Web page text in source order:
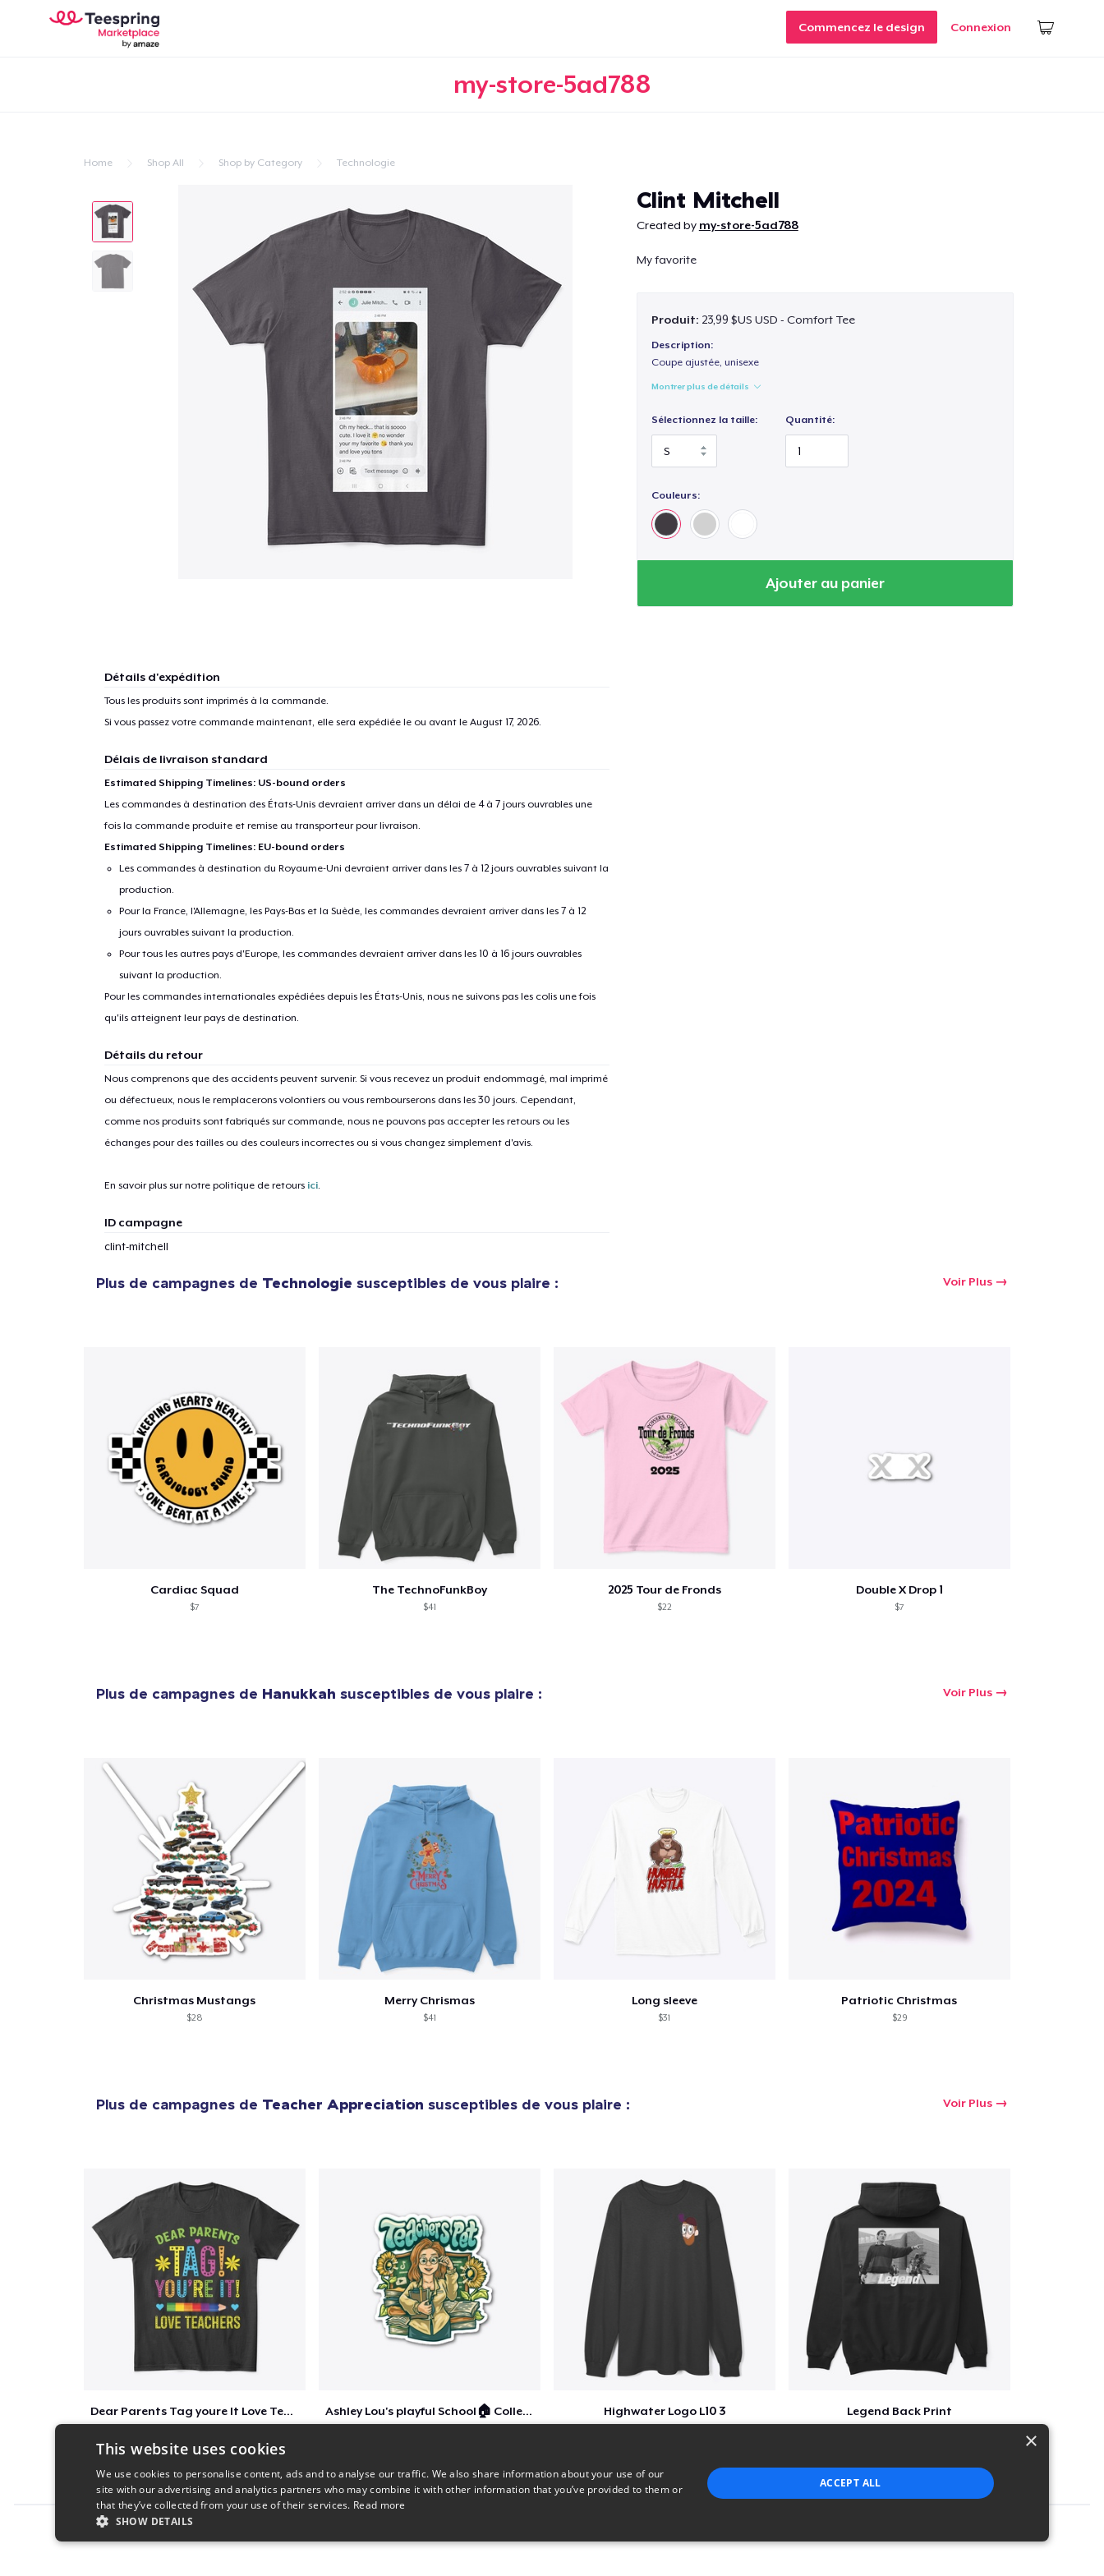
Commencez le design Connexion
my-store-5ad788
Home Shop All Shop by Category Technologie
Clint Mitchell
Created by my-store-5ad788
My favorite
Produit: 23,99 $US USD - Comfort Tee
Description:
Coupe ajustée, unisexe
Montrer plus de détails
Sélectionnez la taille: Quantité:
Couleurs:
Ajouter au panier
Détails d'expédition
Tous les produits sont imprimés à la commande.
Si vous passez votre commande maintenant, elle sera expédiée le ou avant le August 17, 2026.
Délais de livraison standard
Estimated Shipping Timelines: US-bound orders
Les commandes à destination des États-Unis devraient arriver dans un délai de 4 à 7 jours ouvrables une
fois la commande produite et remise au transporteur pour livraison.
Estimated Shipping Timelines: EU-bound orders
Les commandes à destination du Royaume-Uni devraient arriver dans les 7 à 12 jours ouvrables suivant la
production.
Pour la France, l'Allemagne, les Pays-Bas et la Suède, les commandes devraient arriver dans les 7 à 12
jours ouvrables suivant la production.
Pour tous les autres pays d'Europe, les commandes devraient arriver dans les 10 à 16 jours ouvrables
suivant la production.
Pour les commandes internationales expédiées depuis les États-Unis, nous ne suivons pas les colis une fois
qu'ils atteignent leur pays de destination.
Détails du retour
Nous comprenons que des accidents peuvent survenir. Si vous recevez un produit endommagé, mal imprimé
ou défectueux, nous le remplacerons volontiers ou vous rembourserons dans les 30 jours. Cependant,
comme nos produits sont fabriqués sur commande, nous ne pouvons pas accepter les retours ou les
échanges pour des tailles ou des couleurs incorrectes ou si vous changez simplement d'avis.
En savoir plus sur notre politique de retours ici.
ID campagne
clint-mitchell
Plus de campagnes de Technologie susceptibles de vous plaire : Voir Plus
Cardiac Squad
$7
The TechnoFunkBoy
$41
2025 Tour de Fronds
$22
Double X Drop 1
$7
Plus de campagnes de Hanukkah susceptibles de vous plaire : Voir Plus
Christmas Mustangs
$28
Merry Chrismas
$41
Long sleeve
$31
Patriotic Christmas
$29
Plus de campagnes de Teacher Appreciation susceptibles de vous plaire : Voir Plus
Dear Parents Tag youre It Love Teachers Ashley Lou's playful School🏠 Collection Highwater Logo L10 3 Legend Back Print
Continuer Mes Achats
×
This website uses cookies
We use cookies to personalise content, ads and to analyse our traffic. We also share information about your use of our
site with our advertising and analytics partners who may combine it with other information that you’ve provided to them or
that they’ve collected from your use of their services. Read more
SHOW DETAILS
ACCEPT ALL